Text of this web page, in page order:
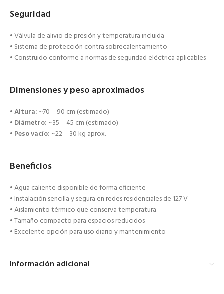
Seguridad
• Válvula de alivio de presión y temperatura incluida
• Sistema de protección contra sobrecalentamiento
• Construido conforme a normas de seguridad eléctrica aplicables
Dimensiones y peso aproximados
•Altura:~70 – 90 cm (estimado)
• Diámetro:~35 – 45 cm (estimado)
• Peso vacío:~22 – 30 kg aprox.
Beneficios
• Agua caliente disponible de forma eficiente
• Instalación sencilla y segura en redes residenciales de 127 V
• Aislamiento térmico que conserva temperatura
• Tamaño compacto para espacios reducidos
• Excelente opción para uso diario y mantenimiento
Información adicional